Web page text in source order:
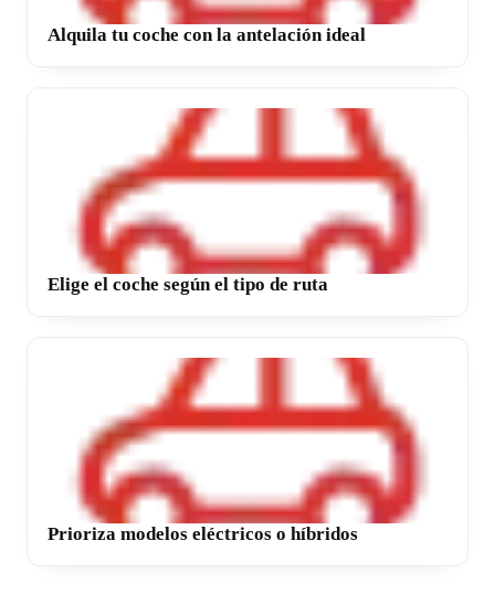
Alquila tu coche con la antelación ideal
Elige el coche según el tipo de ruta
Prioriza modelos eléctricos o híbridos